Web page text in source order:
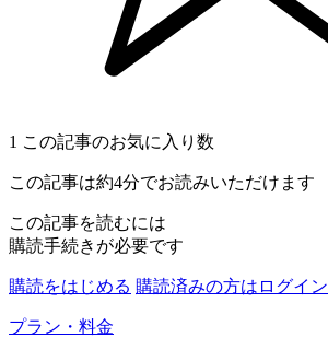
1 この記事のお気に入り数
この記事は約4分でお読みいただけます
この記事を読むには
購読手続きが必要です
購読をはじめる 購読済みの方はログイン
プラン・料金